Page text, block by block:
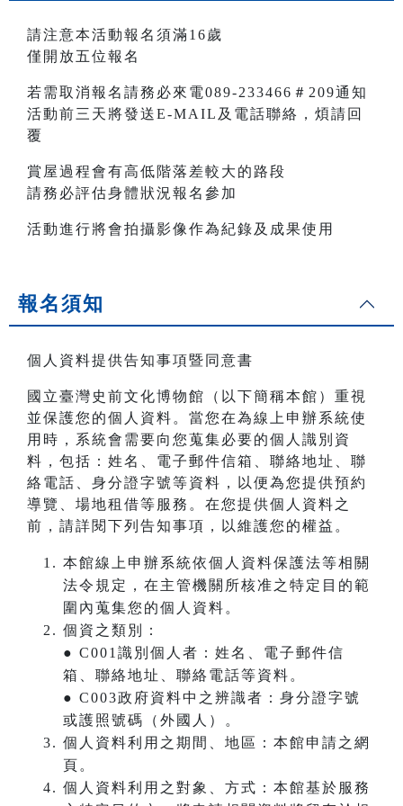
請注意本活動報名須滿16歲
僅開放五位報名
若需取消報名請務必來電089-233466＃209通知
活動前三天將發送E-MAIL及電話聯絡，煩請回
覆
賞屋過程會有高低階落差較大的路段
請務必評估身體狀況報名參加
活動進行將會拍攝影像作為紀錄及成果使用
報名須知
個人資料提供告知事項暨同意書
國立臺灣史前文化博物館（以下簡稱本館）重視
並保護您的個人資料。當您在為線上申辦系統使
用時，系統會需要向您蒐集必要的個人識別資
料，包括：姓名、電子郵件信箱、聯絡地址、聯
絡電話、身分證字號等資料，以便為您提供預約
導覽、場地租借等服務。在您提供個人資料之
前，請詳閱下列告知事項，以維護您的權益。
本館線上申辦系統依個人資料保護法等相關
法令規定，在主管機關所核准之特定目的範
圍內蒐集您的個人資料。
個資之類別：
● C001識別個人者：姓名、電子郵件信
箱、聯絡地址、聯絡電話等資料。
● C003政府資料中之辨識者：身分證字號
或護照號碼（外國人）。
個人資料利用之期間、地區：本館申請之網
頁。
個人資料利用之對象、方式：本館基於服務